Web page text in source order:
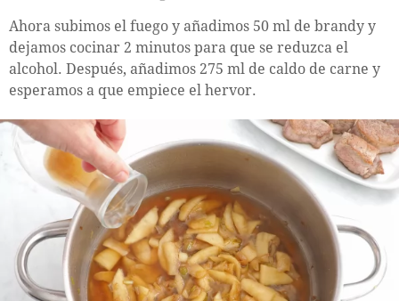
Ahora subimos el fuego y añadimos 50 ml de brandy y
dejamos cocinar 2 minutos para que se reduzca el
alcohol. Después, añadimos 275 ml de caldo de carne y
esperamos a que empiece el hervor.